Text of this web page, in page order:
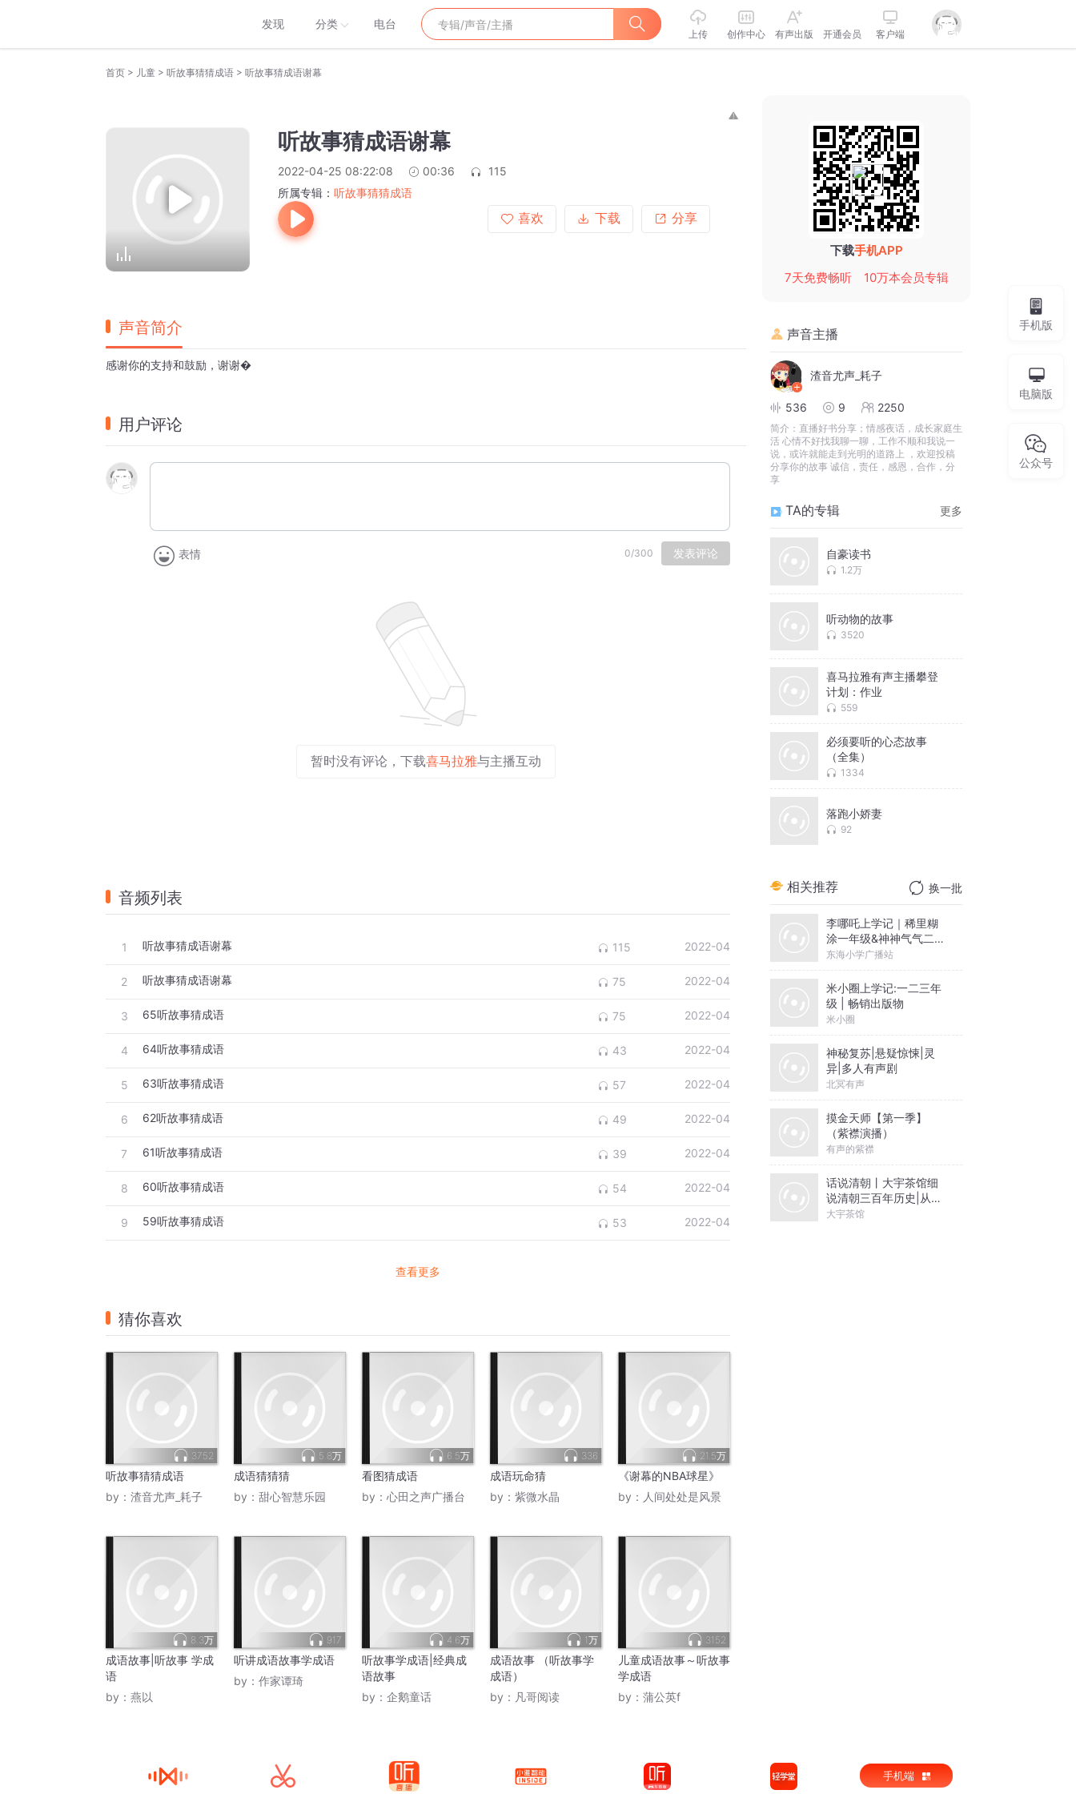
发现 分类 电台
上传 创作中心 有声出版 开通会员 客户端
首页 > 儿童 > 听故事猜猜成语 > 听故事猜成语谢幕
听故事猜成语谢幕
2022-04-25 08:22:08 00:36
115
所属专辑： 听故事猜猜成语
喜欢
下载 分享
声音简介
感谢你的支持和鼓励，谢谢�
用户评论
表情 0/300 发表评论
暂时没有评论，下载喜马拉雅与主播互动
音频列表
1 听故事猜成语谢幕 115 2022-04
2 听故事猜成语谢幕 75 2022-04
3 65听故事猜成语 75 2022-04
4 64听故事猜成语 43 2022-04
5 63听故事猜成语 57 2022-04
6 62听故事猜成语 49 2022-04
7 61听故事猜成语 39 2022-04
8 60听故事猜成语 54 2022-04
9 59听故事猜成语 53 2022-04
查看更多
猜你喜欢
3752
听故事猜猜成语
by： 渣音尤声_耗子
5.8万
成语猜猜猜
by： 甜心智慧乐园
6.5万
看图猜成语
by： 心田之声广播台
336
成语玩命猜
by： 紫微水晶
21.5万
《谢幕的NBA球星》
by： 人间处处是风景
8.3万
成语故事|听故事 学成
语
by： 燕以
917
听讲成语故事学成语
by： 作家谭琦
4.6万
听故事学成语|经典成
语故事
by： 企鹅童话
1万
成语故事 （听故事学
成语）
by： 凡哥阅读
3152
儿童成语故事～听故事
学成语
by： 蒲公英f
下载手机APP
7天免费畅听
10万本会员专辑
声音主播
渣音尤声_耗子
536 9 2250
简介： 直播好书分享；情感夜话，成长家庭生
活 心情不好找我聊一聊，工作不顺和我说一
说，或许就能走到光明的道路上 ，欢迎投稿
分享你的故事 诚信，责任，感恩，合作，分
享
TA的专辑 更多
自豪读书
1.2万
听动物的故事
3520
喜马拉雅有声主播攀登
计划：作业
559
必须要听的心态故事
（全集）
1334
落跑小娇妻
92
相关推荐 换一批
李哪吒上学记｜稀里糊
涂一年级&神神气气二年
级
东海小学广播站
米小圈上学记:一二三年
级 | 畅销出版物
米小圈
神秘复苏|悬疑惊悚|灵
异|多人有声剧
北冥有声
摸金天师【第一季】
（紫襟演播）
有声的紫襟
话说清朝丨大宇茶馆细
说清朝三百年历史|从努
尔哈赤到末代皇帝溥仪|
大宇茶馆
手机版
电脑版
公众号
手机端